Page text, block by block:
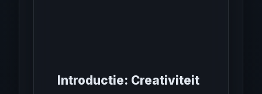
Introductie: Creativiteit